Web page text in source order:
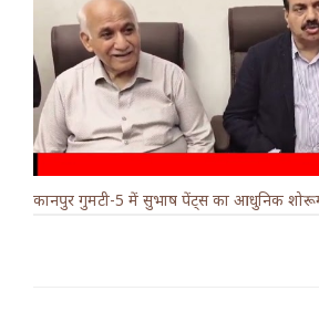
कानपुर गुमटी-5 में सुभाष पेंट्स का आधुनिक